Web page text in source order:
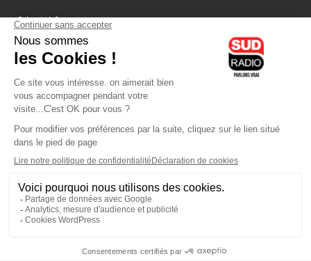
fiducial.fr
lyoncapitale.fr
olympique-et-lyonnais.com
L'application Iphone / Android
Téléchargez l'application
Les cookies
Gestion des cookies
Crédit photos : ©Sud Radio / Pierre Olivier
14H00
14H00 - 14H30